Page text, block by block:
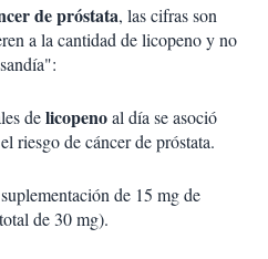
de próstata, las cifras son
a la cantidad de licopeno y no
delicopenoal día se asoció
riesgo de cáncer de próstata.
de 15 mg de
de 30 mg).